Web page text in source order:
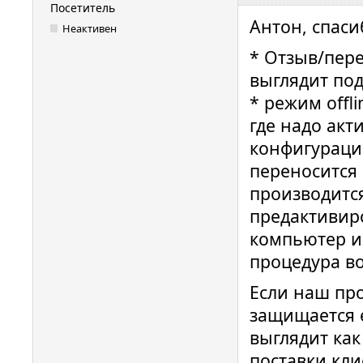
Посетитель
Неактивен
Антон,
* Отзыв/
выглядит
* режим
где надо
компьютер и
процедура
Если наш
защищается
выглядит